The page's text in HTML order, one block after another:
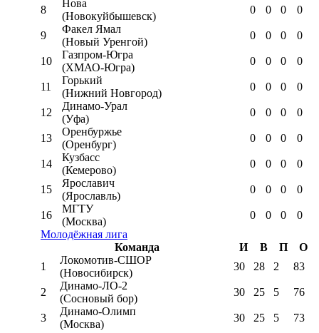
8
Нова
(Новокуйбышевск)
0 0 0 0
9
Факел Ямал
(Новый Уренгой)
0 0 0 0
10
Газпром-Югра
(ХМАО-Югра)
0 0 0 0
11
Горький
(Нижний Новгород)
0 0 0 0
12
Динамо-Урал
(Уфа)
0 0 0 0
13
Оренбуржье
(Оренбург)
0 0 0 0
14
Кузбасс
(Кемерово)
0 0 0 0
15
Ярославич
(Ярославль)
0 0 0 0
16
МГТУ
(Москва)
0 0 0
0
Молодёжная лига
Команда
И В П
О
1
Локомотив-CШОР
(Новосибирск)
30 28 2 83
2
Динамо-ЛО-2
(Сосновый бор)
30 25 5 76
3
Динамо-Олимп
(Москва)
30 25 5 73